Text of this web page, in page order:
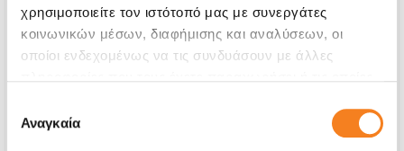
χρησιμοποιείτε τον ιστότοπό μας με συνεργάτες
κοινωνικών μέσων, διαφήμισης και αναλύσεων, οι
οποίοι ενδεχομένως να τις συνδυάσουν με άλλες
των υπηρεσιών τους.
συγκατάθεσης
Αναγκαία
Kρύσταλλο Aφής
Με 24% ΦΠΑ
€49,99